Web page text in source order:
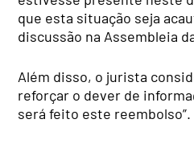
que esta situação seja
discussão na Assembleia
Além disso, o jurista
reforçar o dever de
será feito este reembolso”.